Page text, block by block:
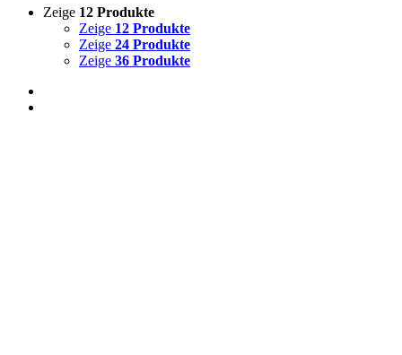
Zeige 12 Produkte
Zeige 12 Produkte
Zeige 24 Produkte
Zeige 36 Produkte